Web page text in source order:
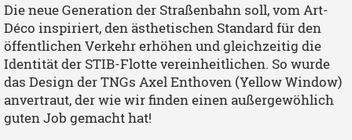
Die neue Generation der Straßenbahn soll, vom Art-
Déco inspiriert, den ästhetischen Standard für den
öffentlichen Verkehr erhöhen und gleichzeitig die
Identität der STIB-Flotte vereinheitlichen. So wurde
das Design der TNGs Axel Enthoven (Yellow Window)
anvertraut, der wie wir finden einen außergewöhlich
guten Job gemacht hat!